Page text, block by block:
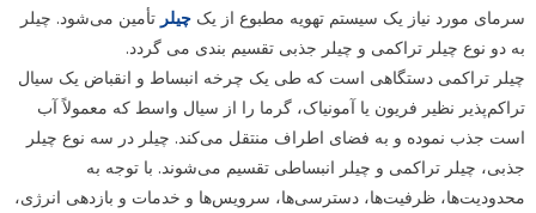
سرمای مورد نیاز یک سیستم تهویه مطبوع از یک چیلر تأمین می‌شود. چیلر
به دو نوع چیلر تراکمی و چیلر جذبی تقسیم بندی می گردد.
چیلر تراکمی دستگاهی است که طی یک چرخه انبساط و انقباض یک سیال
تراکم‌پذیر نظیر فریون یا آمونیاک، گرما را از سیال واسط که معمولاً آب
است جذب نموده و به فضای اطراف منتقل می‌کند. چیلر در سه نوع چیلر
جذبی، چیلر تراکمی و چیلر انبساطی تقسیم می‌شوند. با توجه به
محدودیت‌ها، ظرفیت‌ها، دسترسی‌ها، سرویس‌ها و خدمات و بازدهی انرژی،